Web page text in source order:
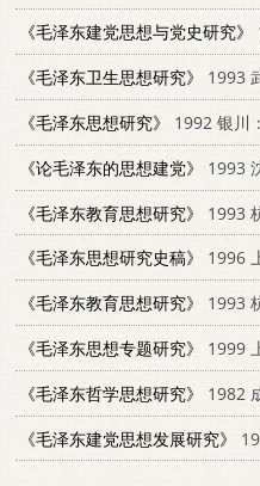
《毛泽东建党思想与党史研究》
《毛泽东卫生思想研究》
1993
《毛泽东思想研究》
1992 银川
《论毛泽东的思想建党》 1993
《毛泽东教育思想研究》
1993
《毛泽东思想研究史稿》
1996
《毛泽东教育思想研究》
1993
《毛泽东思想专题研究》
1999
《毛泽东哲学思想研究》
1982
《毛泽东建党思想发展研究》